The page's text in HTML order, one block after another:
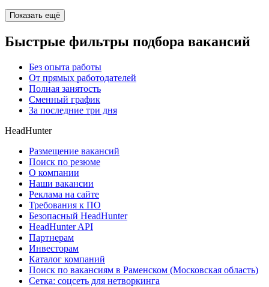
Показать ещё
Быстрые фильтры подбора вакансий
Без опыта работы
От прямых работодателей
Полная занятость
Сменный график
За последние три дня
HeadHunter
Размещение вакансий
Поиск по резюме
О компании
Наши вакансии
Реклама на сайте
Требования к ПО
Безопасный HeadHunter
HeadHunter API
Партнерам
Инвесторам
Каталог компаний
Поиск по вакансиям в Раменском (Московская область)
Сетка: соцсеть для нетворкинга